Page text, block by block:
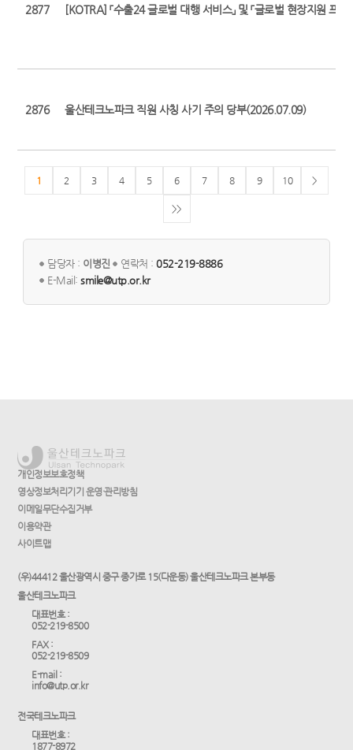
2877 [KOTRA] 「수출24 글로벌 대행 서비스」 및 「글로벌 현장지원 프리
2876 울산테크노파크 직원 사칭 사기 주의 당부(2026.07.09)
1 2 3 4 5 6 7 8 9 10 >
>>
담당자 : 이병진 연락처 :052-219-8886
E-Mail:smile@utp.or.kr
개인정보보호정책
영상정보처리기기 운영·관리방침
이메일무단수집거부
이용약관
사이트맵
(우)44412 울산광역시 중구 종가로 15(다운동) 울산테크노파크 본부동
울산테크노파크
대표번호 :
052-219-8500
FAX :
052-219-8509
E-mail :
info@utp.or.kr
전국테크노파크
대표번호 :
1877-8972